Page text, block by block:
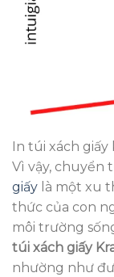
In túi xách
Vì vậy, chuyển
giấy là một xu
thức của con
môi trường
túi xách giấy
nhường như